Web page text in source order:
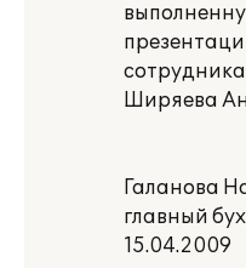
Ширяева
Галанова
главный
15.04.2009